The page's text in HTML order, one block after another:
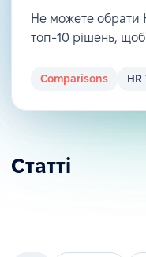
Не можете обрати
топ-10 рішень,
Comparisons HR
Статті